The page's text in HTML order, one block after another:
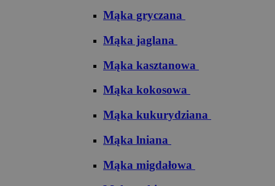
Mąka gryczana
Mąka jaglana
Mąka kasztanowa
Mąka kokosowa
Mąka kukurydziana
Mąka lniana
Mąka migdałowa